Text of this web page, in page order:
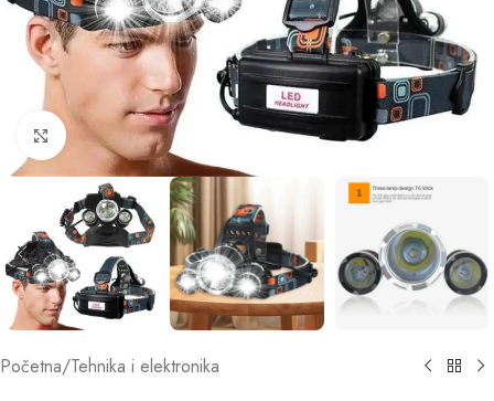
Click to enlarge
Početna/Tehnika i elektronika